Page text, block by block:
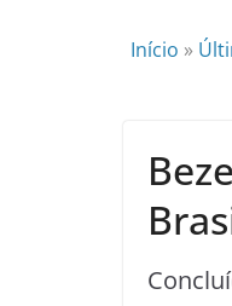
Início »